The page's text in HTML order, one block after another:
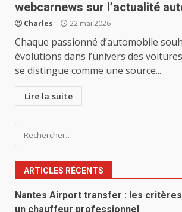
webcarnews sur l’actualité
Charles 22 mai 2026
Chaque passionné d’automobile
évolutions dans l’univers des
se distingue comme une source...
Lire la suite
Rechercher :
ARTICLES RÉCENTS
Nantes Airport transfer : les
un chauffeur professionnel